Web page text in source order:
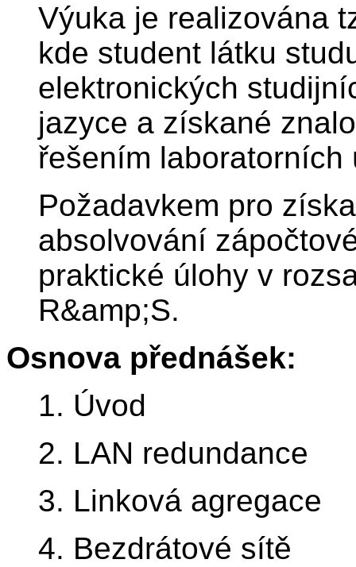
Výuka je realizována
kde student látku
elektronických
jazyce a získané
řešením laboratorních
Požadavkem pro
absolvování
praktické úlohy v
R&amp;S.
Osnova přednášek:
1. Úvod
2. LAN redundance
3. Linková agregace
4. Bezdrátové sítě